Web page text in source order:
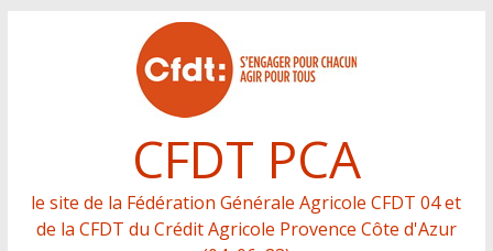
CFDT PCA
le site de la Fédération Générale Agricole CFDT 04 et
de la CFDT du Crédit Agricole Provence Côte d'Azur